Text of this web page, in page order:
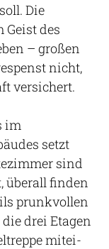
Die
des
– großen
nicht,
versichert.
im
setzt
sind
überall finden
prunkvollen
drei Etagen
mitei-